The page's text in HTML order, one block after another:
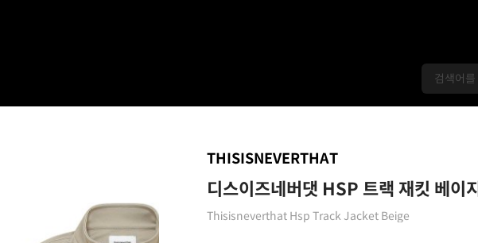
THISISNEVERTHAT
디스이즈네버댓 HSP 트랙 재킷 베이지
Thisisneverthat Hsp Track Jacket Beige